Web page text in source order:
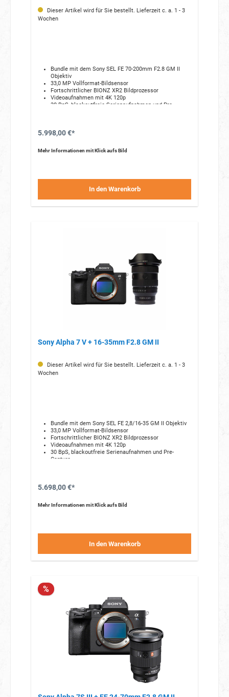
Dieser Artikel wird für Sie bestellt. Lieferzeit c. a. 1 - 3
Wochen
Bundle mit dem Sony SEL FE 70-200mm F2.8 GM II
Objektiv
33,0 MP Vollformat-Bildsensor
Fortschrittlicher BIONZ XR2 Bildprozessor
Videoaufnahmen mit 4K 120p
30 BpS, blackoutfreie Serienaufnahmen und Pre-
5.998,00 €*
Mehr Informationen mit Klick aufs Bild
In den Warenkorb
Sony Alpha 7 V + 16-35mm F2.8 GM II
Dieser Artikel wird für Sie bestellt. Lieferzeit c. a. 1 - 3
Wochen
Bundle mit dem Sony SEL FE 2,8/16-35 GM II Objektiv
33,0 MP Vollformat-Bildsensor
Fortschrittlicher BIONZ XR2 Bildprozessor
Videoaufnahmen mit 4K 120p
30 BpS, blackoutfreie Serienaufnahmen und Pre-
Capture
5.698,00 €*
Mehr Informationen mit Klick aufs Bild
In den Warenkorb
%